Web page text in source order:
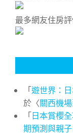
最多網友住房
「遊世界：
於〈關西機
「日本賞櫻
期預測與親